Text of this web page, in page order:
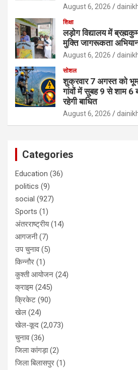
August 6, 2026
शिक्षा
लड़ोग विद्यालय में
मुक्ति जागरूकता
August 6, 2026
सोशल
शुक्रवार 7 अगस्त को
गांवों में सुबह 9 से शाम 6
रहेगी बाधित
August 6, 2026
Categories
Education (36)
politics (9)
social (927)
Sports (1)
अंतरराष्ट्रीय(14)
आगजनी(7)
उप चुनाव(5)
किन्नौर (1)
कुश्ती आयोजन (24)
क्राइम (245)
क्रिकेट (90)
खेल (24)
खेल-कूद (2,073)
चुनाव(36)
जिला कांगड़ा(2)
जिला बिलासपुर (1)